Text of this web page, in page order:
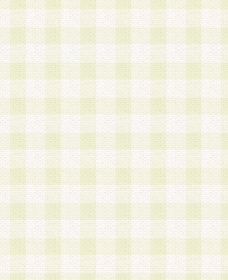
4.当社は、会員によるログインIDおよびパスワー
盗用など第三者の利用に伴う損害の発生について
き事由の有無、その他原因の如何を問わず、一切
のとします。
第5条 会員の登録情報
1.当社は、会員の登録情報に含まれる氏名・住所
アドレス等会員個人を識別できる情報を当社が別
シーポリシー
」に基づき適切に取り扱うものとし
は、当該個人情報を以下の各号に定める目的に利
す。なお、これら事項以外の目的で個人情報を利
かじめ会員の同意を得たうえで利用するものとし
a.本サービスの実施または運営
b.本サービスに係る謝礼、景品、調査サンプル品
c.会員からの電話、メール等の問い合わせなどへ
d.その他これらに付随する業務
2.当社は、会員個人を識別することのできる情報
会員情報を本人の承諾なく第三者に開示すること
人を識別できる情報について第三者に開示または
社は事前に会員本人の同意を得るものとします。